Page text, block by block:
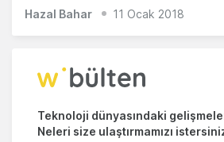
Hazal Bahar 11 Ocak 2018
Teknoloji dünyasındaki
Neleri size ulaştırmamızı